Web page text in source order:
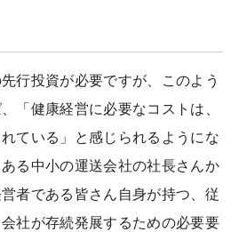
行投資が必要ですが、このよう
「健康経営に必要なコストは、
ている」と感じられるようにな
る中小の運送会社の社長さんか
者である皆さん自身が持つ、従
社が存続発展するための必要要